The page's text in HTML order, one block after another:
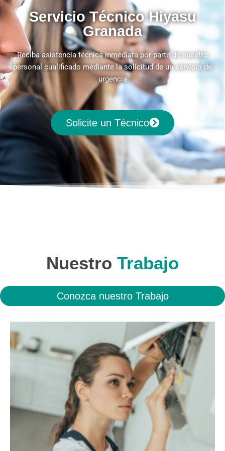
Servicio Técnico Hiyasu
Granada
Reciba asistencia técnica inmediata por parte de nuestro
personal cualificado mediante la solicitud de un servicio de
urgencia
Solicite un Técnico
Nuestro Trabajo
Conozca nuestro Trabajo